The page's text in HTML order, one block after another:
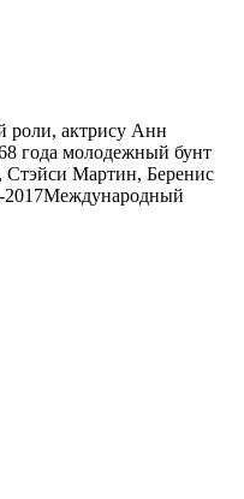
роли, актрису Анн
года молодежный бунт
Стэйси Мартин, Беренис
2017Международный